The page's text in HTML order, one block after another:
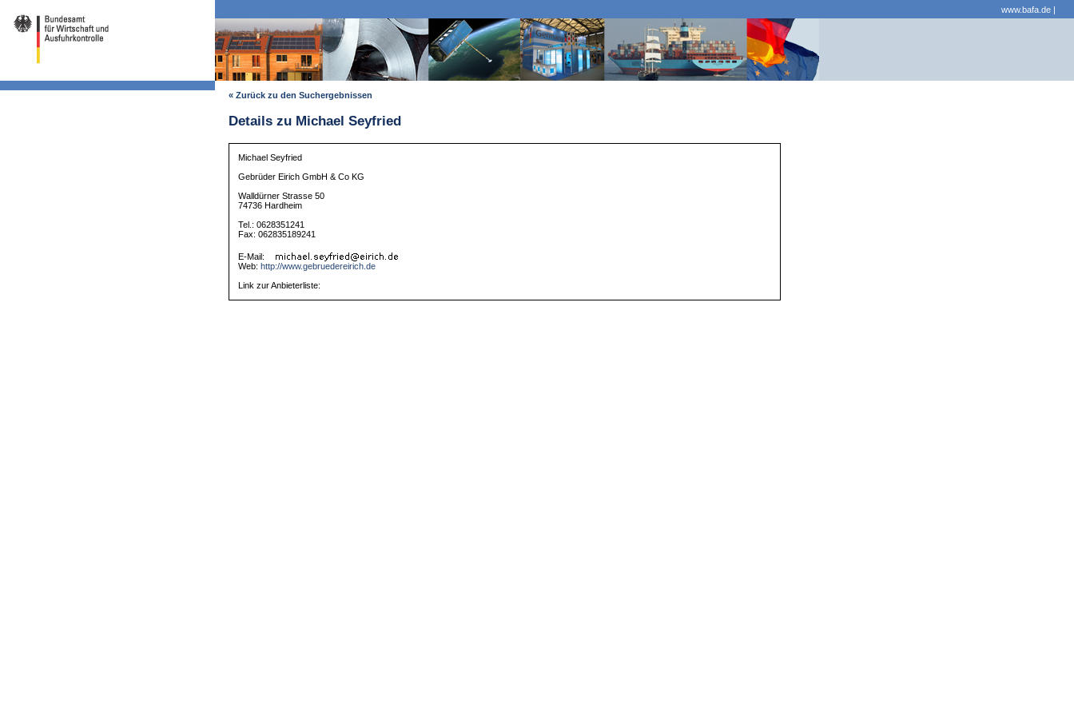
www.bafa.de |
« Zurück zu den Suchergebnissen
Details zu Michael Seyfried
Michael Seyfried
Gebrüder Eirich GmbH & Co KG
Walldürner Strasse 50
74736 Hardheim
Tel.: 0628351241
Fax: 062835189241
E-Mail:
Web: http://www.gebruedereirich.de
Link zur Anbieterliste: